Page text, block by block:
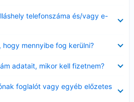
telefonszáma és/vagy e-
mennyibe fog kerülni?
adatait, mikor kell fizetnem?
foglalót vagy egyéb előzetes